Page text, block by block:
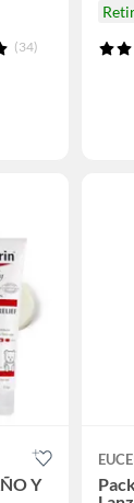
(34)
Y